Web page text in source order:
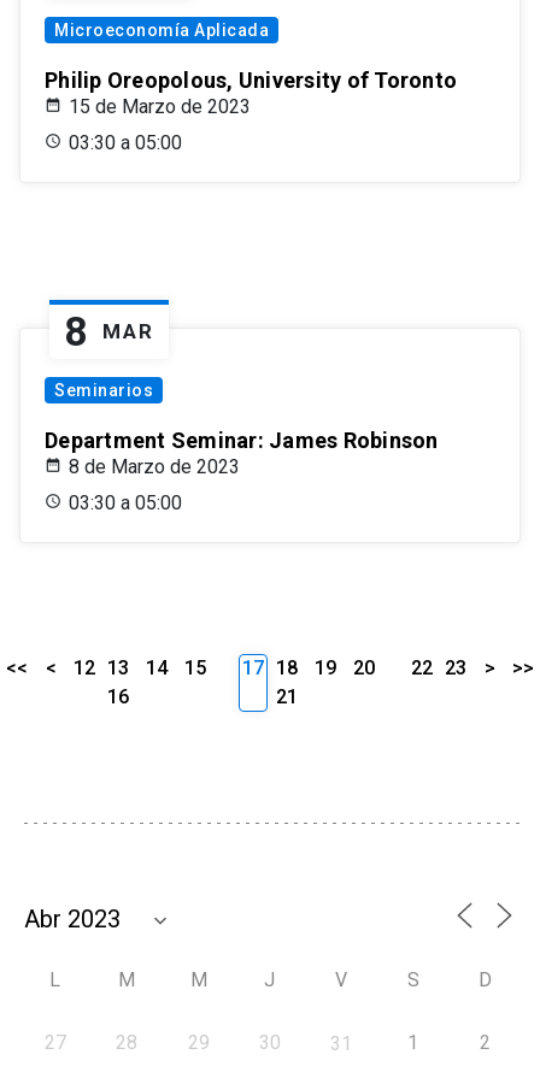
Microeconomía Aplicada
Philip Oreopolous, University of Toronto
15 de Marzo de 2023
03:30 a 05:00
8 MAR
Seminarios
Department Seminar: James Robinson
8 de Marzo de 2023
03:30 a 05:00
<< < 12 13 14
15
16
17 18 19
20
21
22 23 > >>
L M M J V S D
27 28 29 30 31 1 2